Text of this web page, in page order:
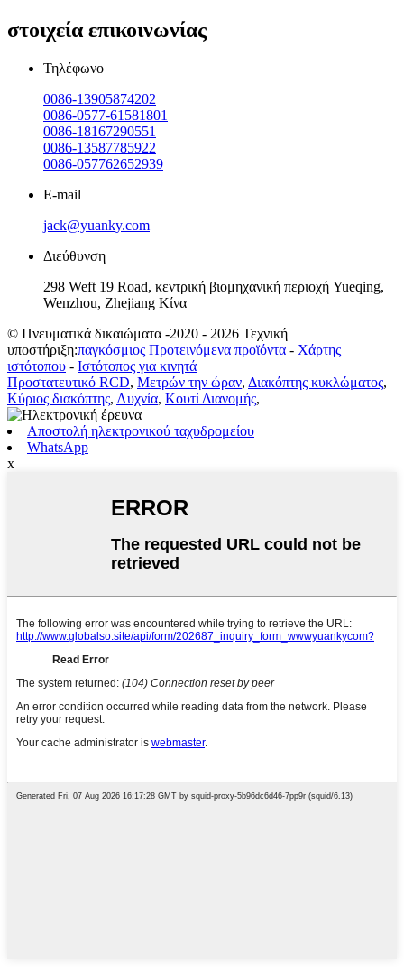
στοιχεία επικοινωνίας
Τηλέφωνο
0086-13905874202
0086-0577-61581801
0086-18167290551
0086-13587785922
0086-057762652939
E-mail
jack@yuanky.com
Διεύθυνση
298 Weft 19 Road, κεντρική βιομηχανική περιοχή Yueqing,
Wenzhou, Zhejiang Κίνα
© Πνευματικά δικαιώματα -2020 - 2026 Τεχνική
υποστήριξη:παγκόσμιος Προτεινόμενα προϊόντα - Χάρτης
ιστότοπου - Ιστότοπος για κινητά
Προστατευτικό RCD, Μετρών την ώραν, Διακόπτης κυκλώματος,
Κύριος διακόπτης, Λυχνία, Κουτί Διανομής,
Αποστολή ηλεκτρονικού ταχυδρομείου
WhatsApp
x